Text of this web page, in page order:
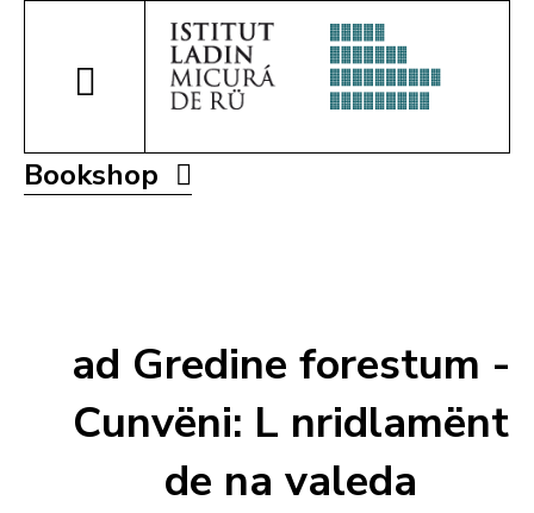
Bookshop
ad Gredine forestum -
Cunvëni: L nridlamënt
de na valeda